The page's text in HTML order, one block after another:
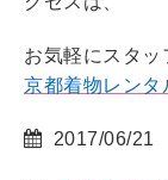
お気軽にスタッ
京都着物レン
2017/06/21